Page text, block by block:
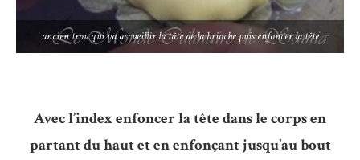
ancien trou qui va accueillir la tâte de la brioche puis enfoncer la tête
Avec l’index enfoncer la tête dans le corps en
partant du haut et en enfonçant jusqu’au bout